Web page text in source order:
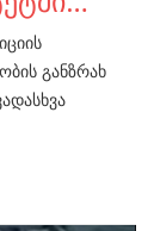
განზრახ